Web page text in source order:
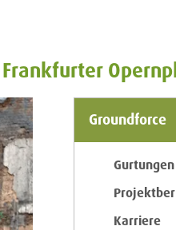
Groundforce
Karriere